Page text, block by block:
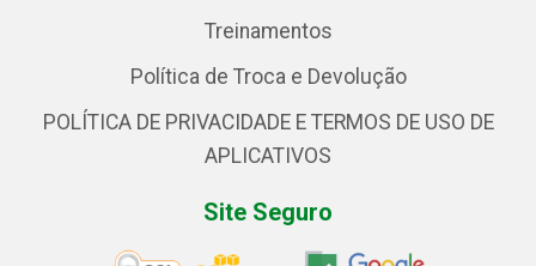
Treinamentos
Política de Troca e Devolução
POLÍTICA DE PRIVACIDADE E TERMOS DE USO DE
APLICATIVOS
Site Seguro